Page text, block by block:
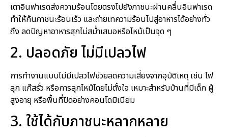
เตาอินฟาเรดส่งความร้อนโดยตรงไปยังภาชนะผ่านคลื่นอินฟาเรด
ทำให้ก้นภาชนะร้อนเร็ว และถ่ายเทความร้อนไปสู่อาหารได้อย่างทั่ว
ถึง ลดปัญหาอาหารสุกไม่สม่ำเสมอหรือไหม้เป็นจุด ๆ
2. ปลอดภัย ไม่มีเปลวไฟ
การทำงานแบบไม่มีเปลวไฟช่วยลดความเสี่ยงจากอุบัติเหตุ เช่น ไฟ
ลุก แก๊สรั่ว หรือการลุกไหม้โดยไม่ตั้งใจ เหมาะสำหรับบ้านที่มีเด็ก ผู้
สูงอายุ หรือพื้นที่ปิดอย่างคอนโดมิเนียม
3. ใช้ได้กับภาชนะหลากหลาย